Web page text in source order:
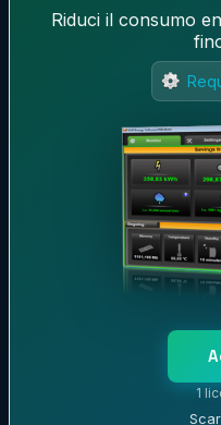
Riduci il consumo
1